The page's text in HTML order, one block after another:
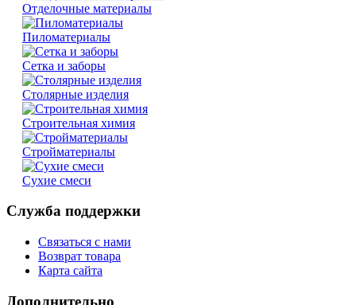
Отделочные материалы
Пиломатериалы
Сетка и заборы
Столярные изделия
Строительная химия
Стройматериалы
Сухие смеси
Служба поддержки
Связаться с нами
Возврат товара
Карта сайта
Дополнительно